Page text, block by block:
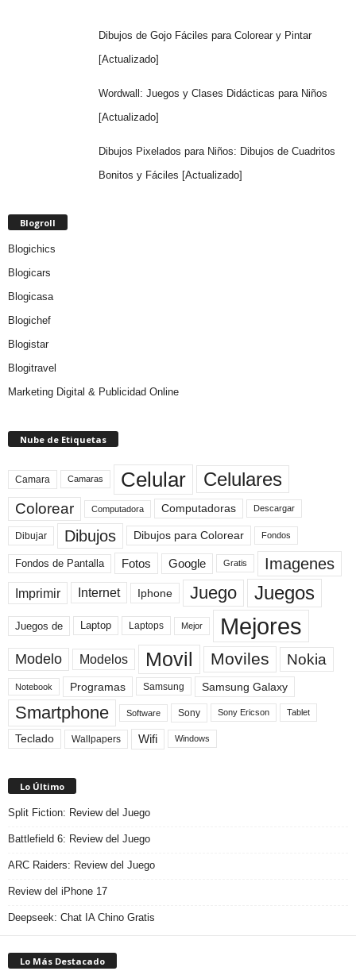
Dibujos de Gojo Fáciles para Colorear y Pintar
[Actualizado]
Wordwall: Juegos y Clases Didácticas para Niños
[Actualizado]
Dibujos Pixelados para Niños: Dibujos de Cuadritos
Bonitos y Fáciles [Actualizado]
Blogroll
Blogichics
Blogicars
Blogicasa
Blogichef
Blogistar
Blogitravel
Marketing Digital & Publicidad Online
Nube de Etiquetas
Camara Camaras Celular Celulares
Colorear Computadora Computadoras Descargar
Dibujar Dibujos Dibujos para Colorear Fondos
Fondos de Pantalla Fotos Google Gratis Imagenes
Imprimir Internet Iphone Juego Juegos
Juegos de Laptop Laptops Mejor Mejores
Modelo Modelos Movil Moviles Nokia
Notebook Programas Samsung Samsung Galaxy
Smartphone Software Sony Sony Ericson Tablet
Teclado Wallpapers Wifi Windows
Lo Último
Split Fiction: Review del Juego
Battlefield 6: Review del Juego
ARC Raiders: Review del Juego
Review del iPhone 17
Deepseek: Chat IA Chino Gratis
Lo Más Destacado